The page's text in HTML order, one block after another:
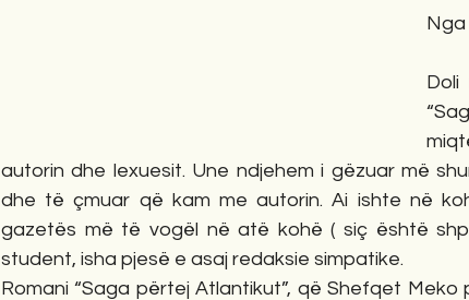
Nga
autorin dhe lexuesit. Une ndjehem i gëzuar më
dhe të çmuar që kam me autorin. Ai ishte në
gazetës më të vogël në atë kohë ( siç është
student, isha pjesë e asaj redaksie simpatike.
Romani “Saga përtej Atlantikut”, që Shefqet